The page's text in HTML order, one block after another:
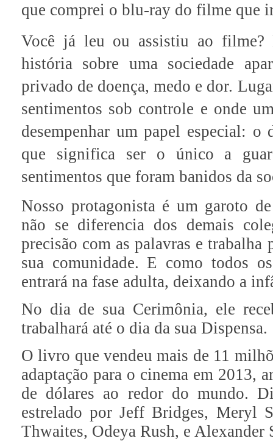
que comprei o blu-ray do filme que
Você já leu ou assistiu ao filme?
história sobre uma sociedade
privado de doença, medo e dor.
sentimentos sob controle e onde
desempenhar um papel especial: o
que significa ser o único a
sentimentos que foram banidos da
Nosso protagonista é um garoto
não se diferencia dos demais
precisão com as palavras e trabalha
sua comunidade. E como todos
entrará na fase adulta, deixando a
No dia de sua Cerimônia, ele
trabalhará até o dia da sua Dispensa.
O livro que vendeu mais de 11
adaptação para o cinema em 2013,
de dólares ao redor do mundo.
estrelado por Jeff Bridges, Meryl
Thwaites, Odeya Rush, e Alexander